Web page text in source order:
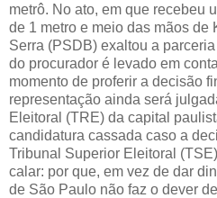
metrô. No ato, em que recebeu
de 1 metro e meio das mãos de
Serra (PSDB) exaltou a
do procurador é levado em
momento de proferir a decisão
representação ainda será
Eleitoral (TRE) da capital
candidatura cassada caso a
Tribunal Superior Eleitoral
calar: por que, em vez de dar
de São Paulo não faz o dever